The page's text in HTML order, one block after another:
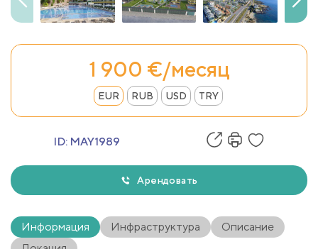
1 900 €/месяц
EUR RUB USD TRY
ID: MAY1989
Арендовать
Информация Инфраструктура
Описание